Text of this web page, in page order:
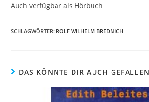
Auch verfügbar als Hörbuch
SCHLAGWÖRTER: ROLF WILHELM BREDNICH
DAS KÖNNTE DIR AUCH GEFALLEN